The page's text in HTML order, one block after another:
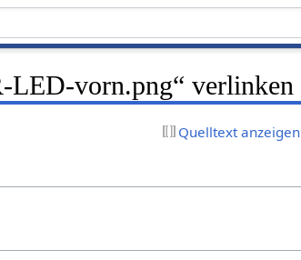
LED-vorn.png“ verlinken
Quelltext anzeigen